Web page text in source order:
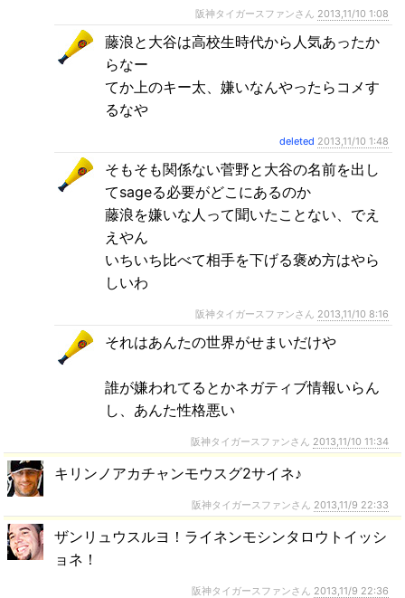
阪神タイガースファンさん 2013,11/10 1:08
藤浪と大谷は高校生時代から人気あったか
らなー
てか上のキー太、嫌いなんやったらコメす
るなや
deleted 2013,11/10 1:48
そもそも関係ない菅野と大谷の名前を出し
てsageる必要がどこにあるのか
藤浪を嫌いな人って聞いたことない、でえ
えやん
いちいち比べて相手を下げる褒め方はやら
しいわ
阪神タイガースファンさん 2013,11/10 8:16
それはあんたの世界がせまいだけや
誰が嫌われてるとかネガティブ情報いらん
し、あんた性格悪い
阪神タイガースファンさん 2013,11/10 11:34
キリンノアカチャンモウスグ2サイネ♪
阪神タイガースファンさん 2013,11/9 22:33
ザンリュウスルヨ！ライネンモシンタロウトイッシ
ョネ！
阪神タイガースファンさん 2013,11/9 22:36